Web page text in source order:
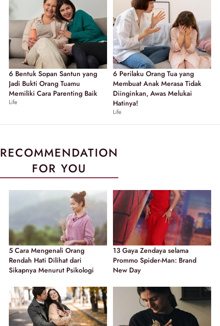
6 Bentuk Sopan Santun yang
Jadi Bukti Orang Tuamu
Memiliki Cara Parenting Baik
Life
6 Perilaku Orang Tua yang
Membuat Anak Merasa Tidak
Diinginkan, Awas Melukai
Hatinya!
Life
RECOMMENDATION
FOR YOU
5 Cara Mengenali Orang
Rendah Hati Dilihat dari
Sikapnya Menurut Psikologi
13 Gaya Zendaya selama
Prommo Spider-Man: Brand
New Day